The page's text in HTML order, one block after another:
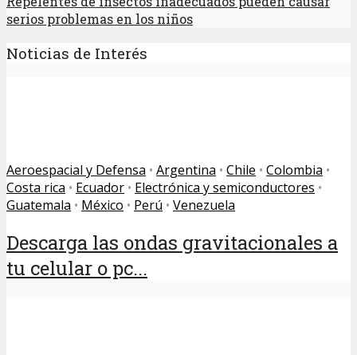
serios problemas en los niños
Noticias de Interés
Aeroespacial y Defensa • Argentina • Chile • Colombia •
Costa rica • Ecuador • Electrónica y semiconductores •
Guatemala • México • Perú • Venezuela
Descarga las ondas gravitacionales a
tu celular o pc...